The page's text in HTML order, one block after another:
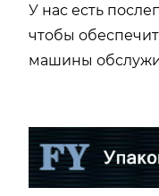
У нас есть
чтобы
машины